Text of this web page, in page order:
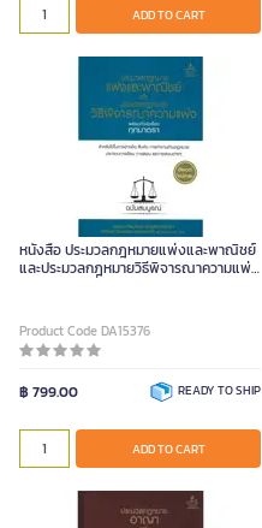
ADD TO CART
หนังสือ ประมวลกฎหมายแพ่งและพาณิชย์
และประมวลกฎหมายวิธีพิจารณาความแพ่ง
Product Code DA15376
฿ 799.00 READY TO SHIP
ADD TO CART